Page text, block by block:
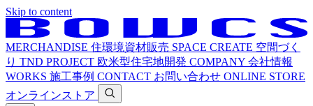
Skip to content
MERCHANDISE 住環境資材販売 SPACE CREATE 空間づく
り TND PROJECT 欧米型住宅地開発 COMPANY 会社情報
WORKS 施工事例 CONTACT お問い合わせ ONLINE STORE
オンラインストア